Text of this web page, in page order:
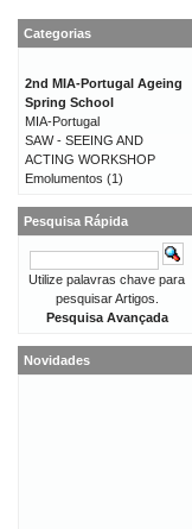
Categorias
2nd MIA-Portugal Ageing
Spring School
MIA-Portugal
SAW - SEEING AND
ACTING WORKSHOP
Emolumentos (1)
Pesquisa Rápida
Utilize palavras chave para
pesquisar Artigos.
Pesquisa Avançada
Novidades